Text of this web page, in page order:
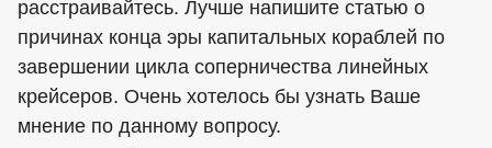
расстраивайтесь. Лучше напишите статью о
причинах конца эры капитальных кораблей по
завершении цикла соперничества линейных
крейсеров. Очень хотелось бы узнать Ваше
мнение по данному вопросу.